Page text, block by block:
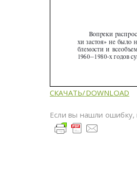
СКАЧАТЬ/DOWNLOAD
Если вы нашли ошибку,